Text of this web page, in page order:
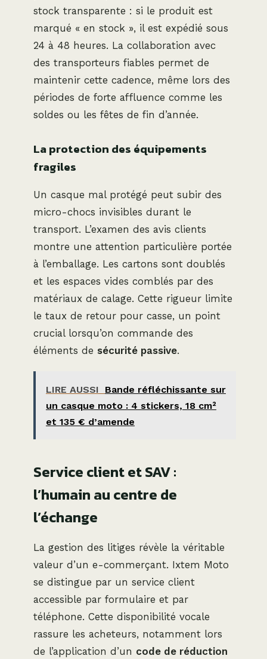
stock transparente : si le produit est
marqué « en stock », il est expédié sous
24 à 48 heures. La collaboration avec
des transporteurs fiables permet de
maintenir cette cadence, même lors des
périodes de forte affluence comme les
soldes ou les fêtes de fin d’année.
La protection des équipements
fragiles
Un casque mal protégé peut subir des
micro-chocs invisibles durant le
transport. L’examen des avis clients
montre une attention particulière portée
à l’emballage. Les cartons sont doublés
et les espaces vides comblés par des
matériaux de calage. Cette rigueur limite
le taux de retour pour casse, un point
crucial lorsqu’on commande des
éléments de sécurité passive.
LIRE AUSSI
Bande réfléchissante sur
un casque moto : 4 stickers, 18 cm²
et 135 € d’amende
Service client et SAV :
l’humain au centre de
l’échange
La gestion des litiges révèle la véritable
valeur d’un e-commerçant. Ixtem Moto
se distingue par un service client
accessible par formulaire et par
téléphone. Cette disponibilité vocale
rassure les acheteurs, notamment lors
de l’application d’un code de réduction